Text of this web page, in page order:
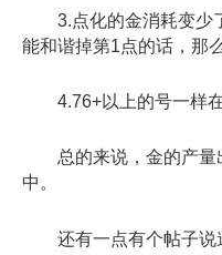
3.点化的金消耗变少
能和谐掉第1点的话，那
4.76+以上的号一样在
总的来说，金的产量
中。
还有一点有个帖子说